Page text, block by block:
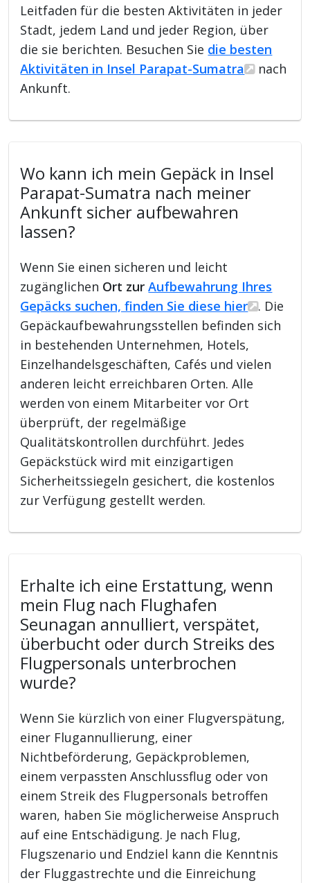
Leitfaden für die besten Aktivitäten in jeder
Stadt, jedem Land und jeder Region, über
die sie berichten. Besuchen Sie die besten
Aktivitäten in Insel Parapat-Sumatra
nach
Ankunft.
Wo kann ich mein Gepäck in Insel
Parapat-Sumatra nach meiner
Ankunft sicher aufbewahren
lassen?
Wenn Sie einen sicheren und leicht
zugänglichen Ort zurAufbewahrung Ihres
Gepäcks suchen, finden Sie diese hier
. Die
Gepäckaufbewahrungsstellen befinden sich
in bestehenden Unternehmen, Hotels,
Einzelhandelsgeschäften, Cafés und vielen
anderen leicht erreichbaren Orten. Alle
werden von einem Mitarbeiter vor Ort
überprüft, der regelmäßige
Qualitätskontrollen durchführt. Jedes
Gepäckstück wird mit einzigartigen
Sicherheitssiegeln gesichert, die kostenlos
zur Verfügung gestellt werden.
Erhalte ich eine Erstattung, wenn
mein Flug nach Flughafen
Seunagan annulliert, verspätet,
überbucht oder durch Streiks des
Flugpersonals unterbrochen
wurde?
Wenn Sie kürzlich von einer Flugverspätung,
einer Flugannullierung, einer
Nichtbeförderung, Gepäckproblemen,
einem verpassten Anschlussflug oder von
einem Streik des Flugpersonals betroffen
waren, haben Sie möglicherweise Anspruch
auf eine Entschädigung. Je nach Flug,
Flugszenario und Endziel kann die Kenntnis
der Fluggastrechte und die Einreichung